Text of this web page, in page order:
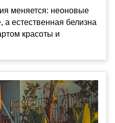
меняется: неоновые
естественная белизна
красоты и